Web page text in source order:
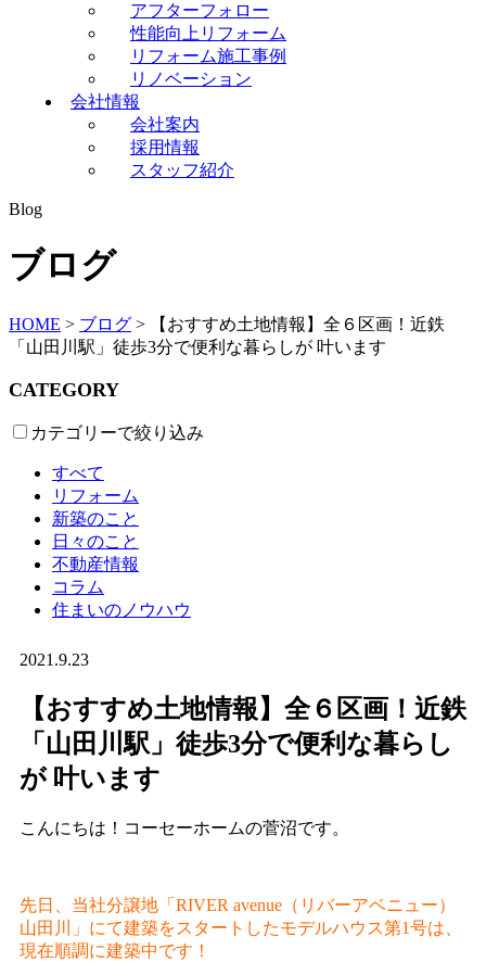
アフターフォロー
性能向上リフォーム
リフォーム施工事例
リノベーション
会社情報
会社案内
採用情報
スタッフ紹介
Blog
ブログ
HOME > ブログ >
【おすすめ土地情報】全６区画！近鉄
「山田川駅」徒歩3分で便利な暮らしが 叶います
CATEGORY
カテゴリーで絞り込み
すべて
リフォーム
新築のこと
日々のこと
不動産情報
コラム
住まいのノウハウ
2021.9.23
【おすすめ土地情報】全６区画！近鉄
「山田川駅」徒歩3分で便利な暮らし
が 叶います
こんにちは！コーセーホームの菅沼です。
先日、当社分譲地「RIVER avenue（リバーアベニュー）
山田川」にて建築をスタートしたモデルハウス第1号は、
現在順調に建築中です！